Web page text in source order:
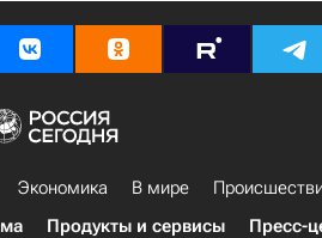
Экономика В мире
Продукты и сервисы Пресс-